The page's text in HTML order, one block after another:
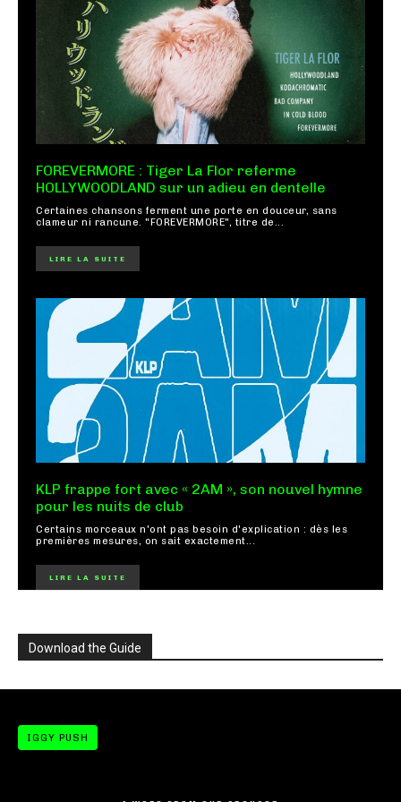
FOREVERMORE : Tiger La Flor referme
HOLLYWOODLAND sur un adieu en dentelle
Certaines chansons ferment une porte en douceur, sans
clameur ni rancune. "FOREVERMORE", titre de...
LIRE LA SUITE
KLP frappe fort avec « 2AM », son nouvel hymne
pour les nuits de club
Certains morceaux n'ont pas besoin d'explication : dès les
premières mesures, on sait exactement...
LIRE LA SUITE
Download the Guide
IGGY PUSH